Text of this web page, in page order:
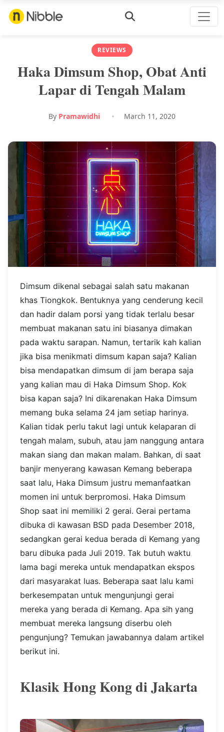
REVIEWS
Haka Dimsum Shop, Obat Anti
Lapar di Tengah Malam
By Pramawidhi March 11, 2020
Dimsum dikenal sebagai salah satu makanan
khas Tiongkok. Bentuknya yang cenderung kecil
dan hadir dalam porsi yang tidak terlalu besar
membuat makanan satu ini biasanya dimakan
pada waktu sarapan. Namun, tertarik kah kalian
jika bisa menikmati dimsum kapan saja? Kalian
bisa mendapatkan dimsum di jam berapa saja
yang kalian mau di Haka Dimsum Shop. Kok
bisa kapan saja? Ini dikarenakan Haka Dimsum
memang buka selama 24 jam setiap harinya.
Kalian tidak perlu takut lagi untuk kelaparan di
tengah malam, subuh, atau jam nanggung antara
makan siang dan makan malam. Bahkan, di saat
banjir menyerang kawasan Kemang beberapa
saat lalu, Haka Dimsum justru memanfaatkan
momen ini untuk berpromosi. Haka Dimsum
Shop saat ini memiliki 2 gerai. Gerai pertama
dibuka di kawasan BSD pada Desember 2018,
sedangkan gerai kedua berada di Kemang yang
baru dibuka pada Juli 2019. Tak butuh waktu
lama bagi mereka untuk mendapatkan ekspos
dari masyarakat luas. Beberapa saat lalu kami
berkesempatan untuk mengunjungi gerai
mereka yang berada di Kemang. Apa sih yang
membuat mereka langsung diserbu oleh
pengunjung? Temukan jawabannya dalam artikel
berikut ini.
Klasik Hong Kong di Jakarta